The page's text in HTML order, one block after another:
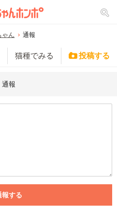
ゃん 通報
猫種でみる 投稿する
通報